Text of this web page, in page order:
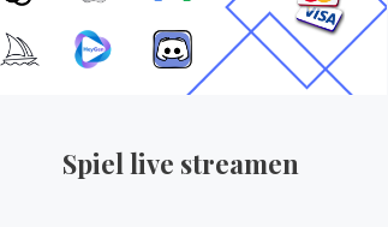
Spiel live streamen